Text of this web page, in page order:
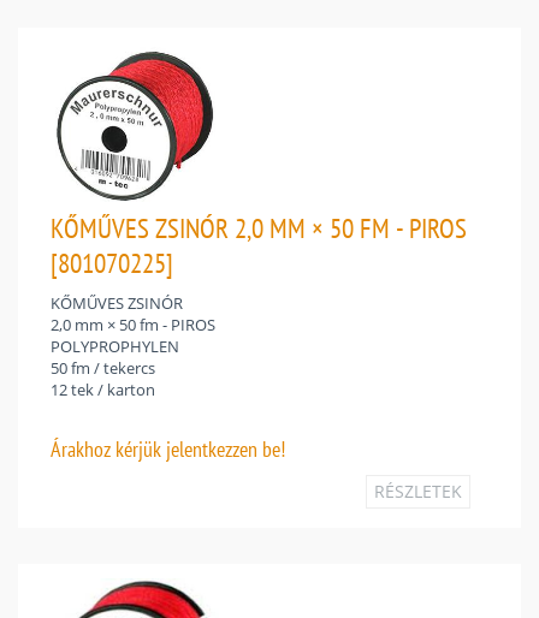
KŐMŰVES ZSINÓR 2,0 MM × 50 FM - PIROS
[801070225]
KŐMŰVES ZSINÓR
2,0 mm × 50 fm - PIROS
POLYPROPHYLEN
50 fm / tekercs
12 tek / karton
Árakhoz kérjük jelentkezzen be!
RÉSZLETEK